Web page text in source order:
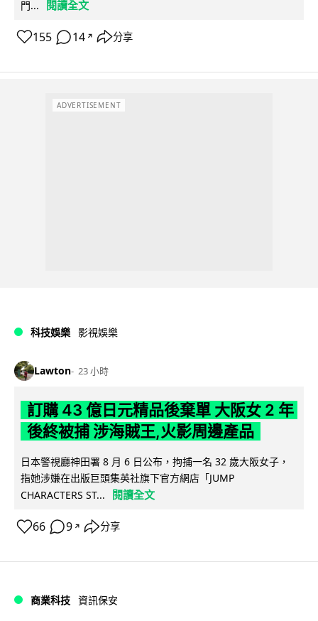
門... 閱讀全文
155 14 ↗ 分享
ADVERTISEMENT
科技娛樂 影視娛樂
Lawton 23 小時
訂購 43 億日元精品後棄單 大阪女 2 年
後終被捕 涉海賊王,火影周邊產品
日本警視廳神田署 8 月 6 日公布，拘捕一名 32 歲大阪女子，
指她涉嫌在出版巨頭集英社旗下官方網店「JUMP
CHARACTERS ST...
閱讀全文
66 9 ↗ 分享
商業科技 資訊保安